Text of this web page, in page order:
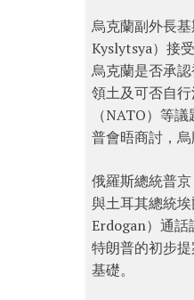
烏克蘭副外長
Kyslytsya）接
烏克蘭是否承
領土及可否自
（NATO）等
普會晤商討，烏
俄羅斯總統普
與土耳其總統
Erdogan）通話
特朗普的初步
基礎。